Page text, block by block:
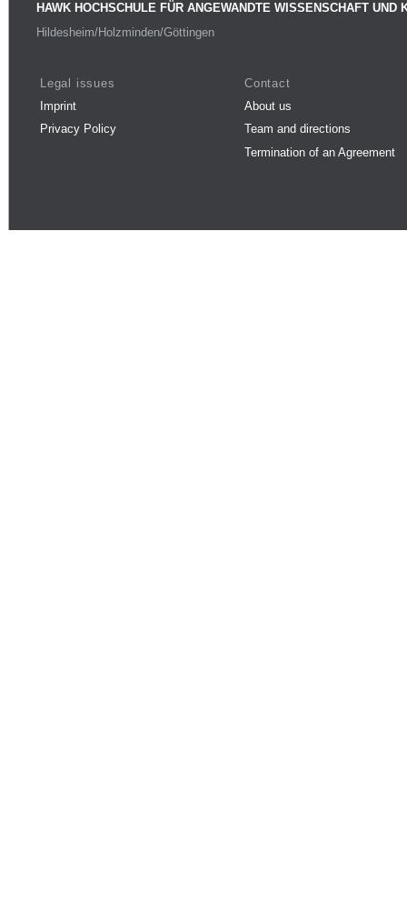
HAWK HOCHSCHULE FÜR ANGEWANDTE WISSENSCHAFT UND
Hildesheim/Holzminden/Göttingen
Legal issues
Imprint
Privacy Policy
Contact
About us
Team and directions
Termination of an Agreement